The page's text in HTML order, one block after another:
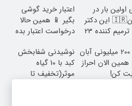
کارمزد!
اولین بار در
ایران🇮🇷 این دکتر
ساخت!
اعتبار خرید گوشی
بگیر 📱 همین حالا
🎯
وام 200 میلیونی آبان
همین الان احراز
نوشیدنی شفابخش
کبد با 10 گیاه